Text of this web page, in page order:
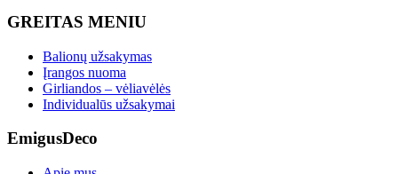
GREITAS MENIU
Balionų užsakymas
Įrangos nuoma
Girliandos – vėliavėlės
Individualūs užsakymai
EmigusDeco